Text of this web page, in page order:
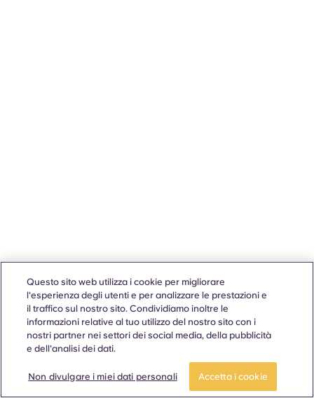
Questo sito web utilizza i cookie per migliorare
l'esperienza degli utenti e per analizzare le prestazioni e
il traffico sul nostro sito. Condividiamo inoltre le
informazioni relative al tuo utilizzo del nostro sito con i
nostri partner nei settori dei social media, della pubblicità
e dell'analisi dei dati.
Non divulgare i miei dati personali Accetta i cookie